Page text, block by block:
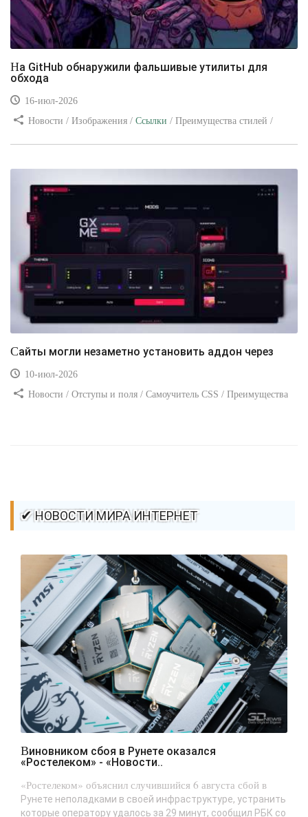
На GitHub обнаружили фальшивые утилиты для
обхода
16-июл-2026
Новости / Изображения / Ссылки / Преимущества стилей /
Сайты могли незаметно установить аддон через
10-июл-2026
Новости / Отступы и поля / Самоучитель CSS / Преимущества
✔ НОВОСТИ МИРА ИНТЕРНЕТ
Виновником сбоя в Рунете оказался
«Ростелеком» - «Новости..
«Ростелеком» объяснил случившийся 6 августа сбой в
Рунете неполадками в своей инфраструктуре, устранить
которые оператору удалось за 29 минут, сообщил РБК со